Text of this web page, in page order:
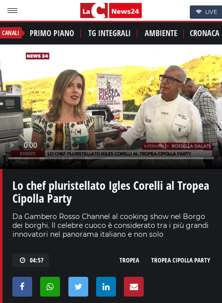
LIVE
CANALI PRIMO PIANO TG INTEGRALI AMBIENTE CRONACA
Lo chef pluristellato Igles Corelli al Tropea
Cipolla Party
Da Gambero Rosso Channel al cooking show nel Borgo
dei borghi. Il celebre cuoco è considerato tra i più grandi
innovatori nel panorama italiano e non solo
04:57 TROPEA CIPOLLA PARTY
TROPEA